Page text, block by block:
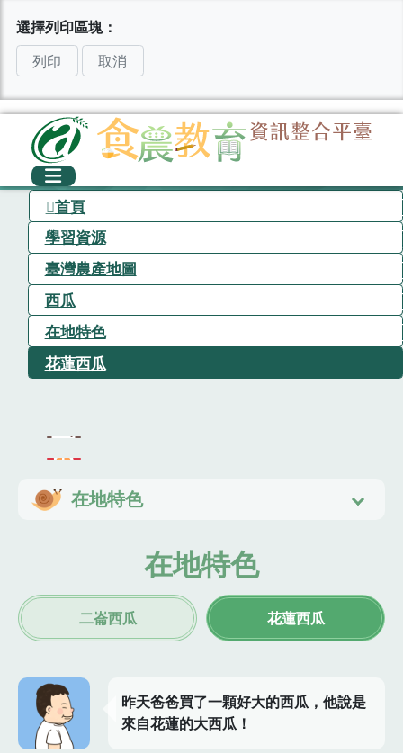
選擇列印區塊：
列印
取消
首頁
學習資源
臺灣農產地圖
西瓜
在地特色
花蓮西瓜
在地特色
在地特色
二崙西瓜 花蓮西瓜
昨天爸爸買了一顆好大的西瓜，他說是
來自花蓮的大西瓜！